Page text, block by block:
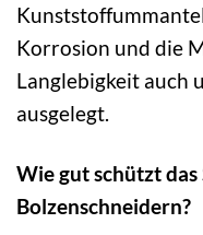
Korrosion und die
Langlebigkeit auch
ausgelegt.
Wie gut schützt das
Bolzenschneidern?